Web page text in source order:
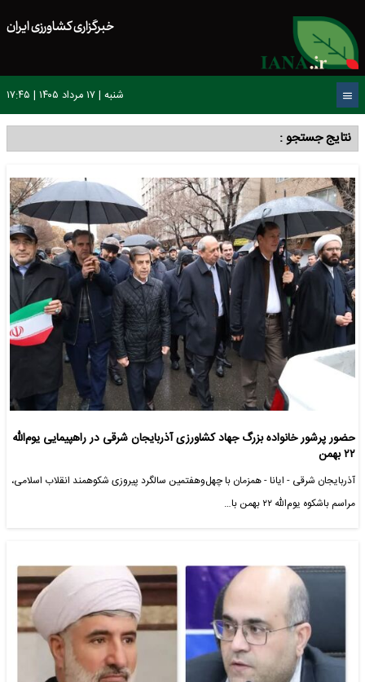
خبرگزاری کشاورزی ایران
شنبه | ۱۷ مرداد ۱۴۰۵ | ۱۷:۴۵
نتایج جستجو :
حضور پرشور خانواده بزرگ جهاد کشاورزی آذربایجان شرقی در راهپیمایی یوم‌الله
۲۲ بهمن
آذربایجان شرقی - ایانا - همزمان با چهل‌وهفتمین سالگرد پیروزی شکوهمند انقلاب اسلامی،
مراسم باشکوه یوم‌الله ۲۲ بهمن با…